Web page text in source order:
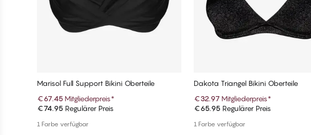
Marisol Full Support Bikini Oberteile
€67.45 Mitgliederpreis*
€74.95 Regulärer Preis
1 Farbe verfügbar
Dakota Triangel Bikini Oberteile
€32.97 Mitgliederpreis*
€65.95 Regulärer Preis
1 Farbe verfügbar